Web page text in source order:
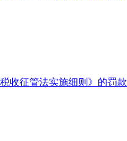
收征管法实施细则》的罚